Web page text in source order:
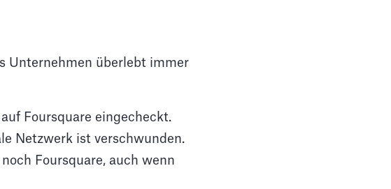
Unternehmen überlebt immer
Foursquare eingecheckt.
Netzwerk ist verschwunden.
Foursquare, auch wenn